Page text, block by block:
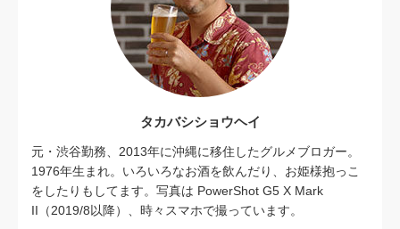
タカバシショウヘイ
元・渋谷勤務、2013年に沖縄に移住したグルメブロガー。
1976年生まれ。いろいろなお酒を飲んだり、お姫様抱っこ
をしたりもしてます。写真は PowerShot G5 X Mark
II（2019/8以降）、時々スマホで撮っています。